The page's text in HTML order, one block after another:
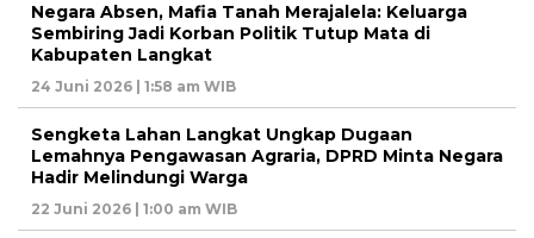
Negara Absen, Mafia Tanah Merajalela: Keluarga
Sembiring Jadi Korban Politik Tutup Mata di
Kabupaten Langkat
24 Juni 2026 | 1:58 am WIB
Sengketa Lahan Langkat Ungkap Dugaan
Lemahnya Pengawasan Agraria, DPRD Minta Negara
Hadir Melindungi Warga
22 Juni 2026 | 1:00 am WIB